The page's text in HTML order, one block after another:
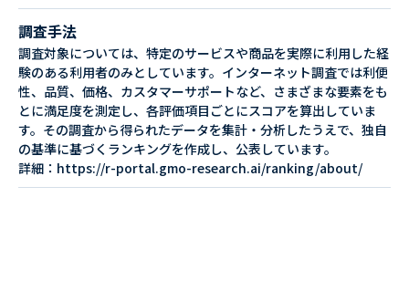
調査手法
調査対象については、特定のサービスや商品を実際に利用した経
験のある利用者のみとしています。インターネット調査では利便
性、品質、価格、カスタマーサポートなど、さまざまな要素をも
とに満足度を測定し、各評価項目ごとにスコアを算出していま
す。その調査から得られたデータを集計・分析したうえで、独自
の基準に基づくランキングを作成し、公表しています。
詳細：https://r-portal.gmo-research.ai/ranking/about/